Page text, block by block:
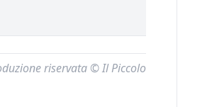
riservata © Il Piccolo